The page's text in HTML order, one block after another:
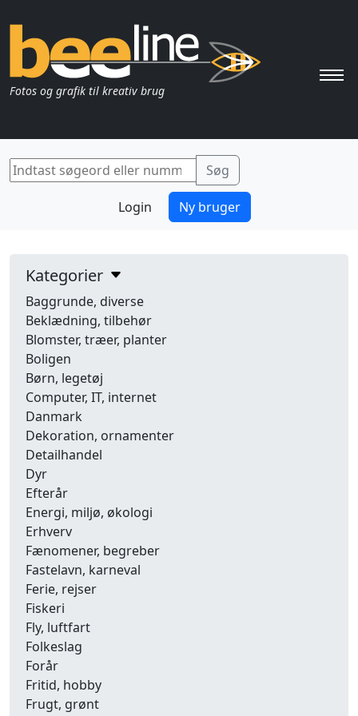
Fotos og grafik til kreativ brug
Login Ny bruger
Kategorier
Baggrunde, diverse
Beklædning, tilbehør
Blomster, træer, planter
Boligen
Børn, legetøj
Computer, IT, internet
Danmark
Dekoration, ornamenter
Detailhandel
Dyr
Efterår
Energi, miljø, økologi
Erhverv
Fænomener, begreber
Fastelavn, karneval
Ferie, rejser
Fiskeri
Fly, luftfart
Folkeslag
Forår
Fritid, hobby
Frugt, grønt